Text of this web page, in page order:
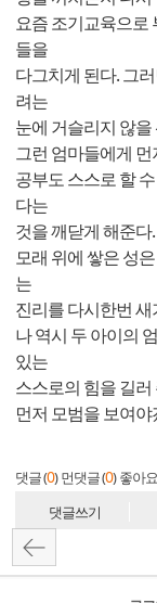
요즘 조기교육으로
들을
다그치게 된다. 그
려는
눈에 거슬리지 않
그런 엄마들에게
공부도 스스로 할
다는
것을 깨닫게 해준다.
모래 위에 쌓은 성
는
진리를 다시한번 새
나 역시 두 아이의
있는
스스로의 힘을 길
먼저 모범을 보여
댓글 (0) 먼댓글 (0) 좋아
댓글쓰기